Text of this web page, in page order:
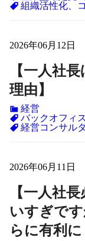
組織活性化、
2026年06月12日
【一人社
理由】
経営
バックオフィ
経営コンサル
2026年06月11日
【一人社
いすぎです
らに有利に